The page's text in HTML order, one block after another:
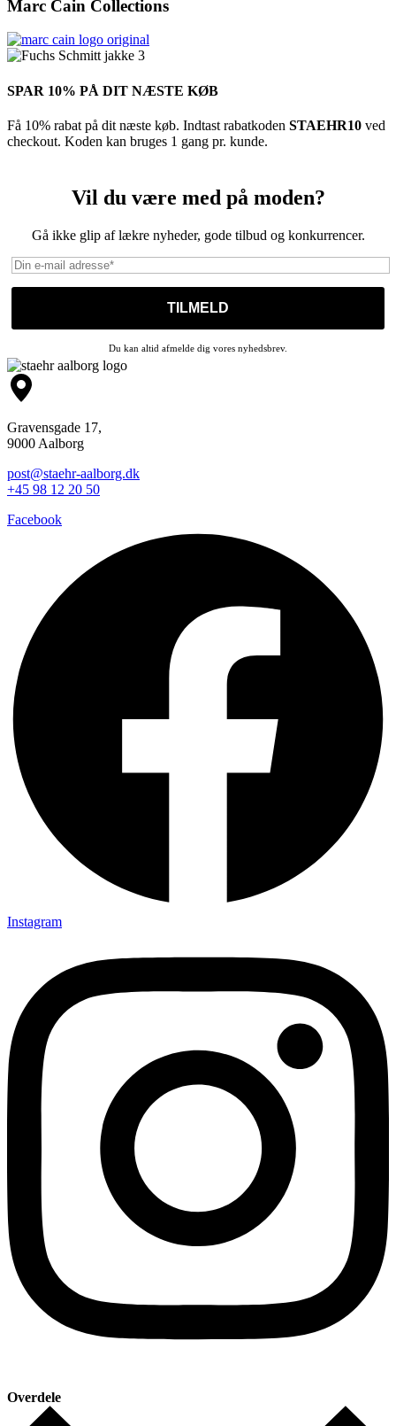
Marc Cain Collections
SPAR 10% PÅ DIT NÆSTE KØB
Få 10% rabat på dit næste køb. Indtast rabatkoden STAEHR10 ved
checkout. Koden kan bruges 1 gang pr. kunde.
Vil du være med på moden?
Gå ikke glip af lækre nyheder, gode tilbud og konkurrencer.
Du kan altid afmelde dig vores nyhedsbrev.
Gravensgade 17,
9000 Aalborg
post@staehr-aalborg.dk
+45 98 12 20 50
Facebook
Instagram
Overdele